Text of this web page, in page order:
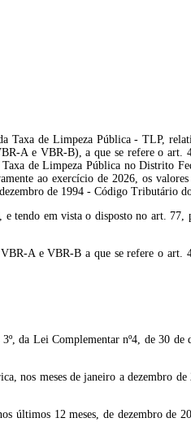
Taxa de Limpeza Pública - TLP,
A e VBR-B), a que se refere o art.
de Limpeza Pública no Distrito
ao exercício de 2026, os
de 1994 - Código Tributário
em vista o disposto no art. 77,
A e VBR-B a que se refere o art.
da Lei Complementar nº4, de 30 de
nos meses de janeiro a dezembro
últimos 12 meses, de dezembro de